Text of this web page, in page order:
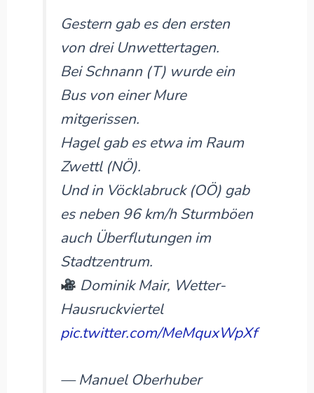
Gestern gab es den ersten
von drei Unwettertagen.
Bei Schnann (T) wurde ein
Bus von einer Mure
mitgerissen.
Hagel gab es etwa im Raum
Zwettl (NÖ).
Und in Vöcklabruck (OÖ) gab
es neben 96 km/h Sturmböen
auch Überflutungen im
Stadtzentrum.
Dominik Mair, Wetter-
Hausruckviertel
pic.twitter.com/MeMquxWpXf
— Manuel Oberhuber